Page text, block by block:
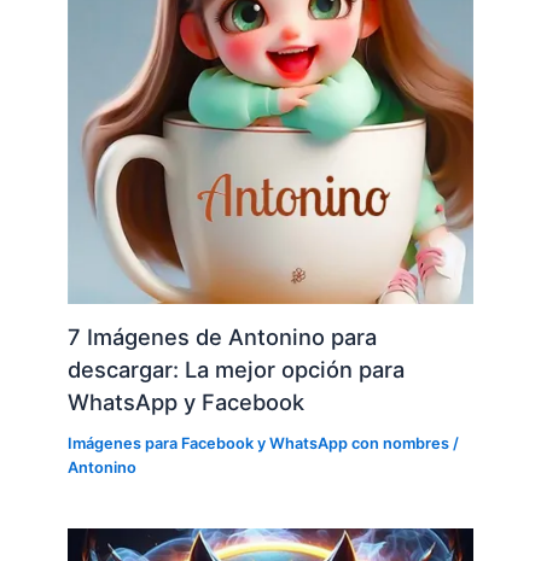
7 Imágenes de Antonino para
descargar: La mejor opción para
WhatsApp y Facebook
Imágenes para Facebook y WhatsApp con nombres /
Antonino